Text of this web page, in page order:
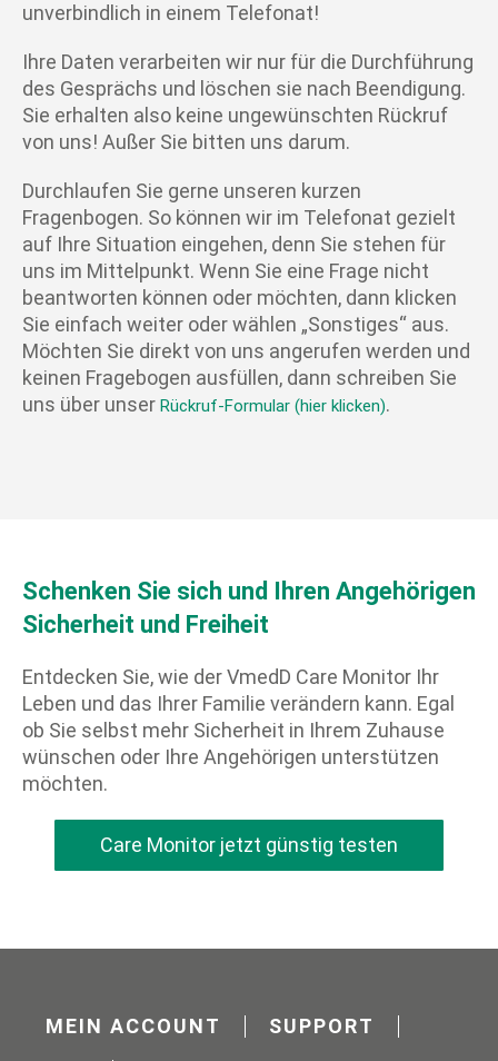
unverbindlich in einem Telefonat!
Ihre Daten verarbeiten wir nur für die Durchführung
des Gesprächs und löschen sie nach Beendigung.
Sie erhalten also keine ungewünschten Rückruf
von uns! Außer Sie bitten uns darum.
Durchlaufen Sie gerne unseren kurzen
Fragenbogen. So können wir im Telefonat gezielt
auf Ihre Situation eingehen, denn Sie stehen für
uns im Mittelpunkt. Wenn Sie eine Frage nicht
beantworten können oder möchten, dann klicken
Sie einfach weiter oder wählen „Sonstiges“ aus.
Möchten Sie direkt von uns angerufen werden und
keinen Fragebogen ausfüllen, dann schreiben Sie
uns über unser Rückruf-Formular (hier klicken).
Schenken Sie sich und Ihren Angehörigen
Sicherheit und Freiheit
Entdecken Sie, wie der VmedD Care Monitor Ihr
Leben und das Ihrer Familie verändern kann. Egal
ob Sie selbst mehr Sicherheit in Ihrem Zuhause
wünschen oder Ihre Angehörigen unterstützen
möchten.
Care Monitor jetzt günstig testen
MEIN ACCOUNT
SUPPORT